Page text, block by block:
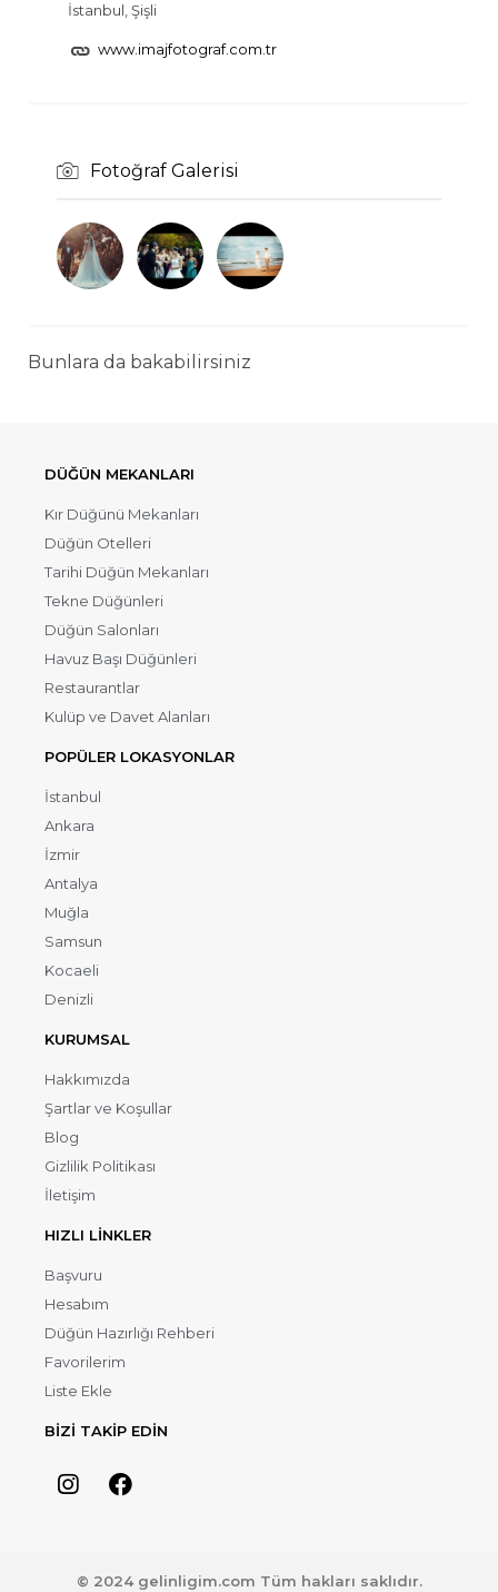
İstanbul, Şişli
www.imajfotograf.com.tr
Fotoğraf Galerisi
Bunlara da bakabilirsiniz
DÜĞÜN MEKANLARI
Kır Düğünü Mekanları
Düğün Otelleri
Tarihi Düğün Mekanları
Tekne Düğünleri
Düğün Salonları
Havuz Başı Düğünleri
Restaurantlar
Kulüp ve Davet Alanları
POPÜLER LOKASYONLAR
İstanbul
Ankara
İzmir
Antalya
Muğla
Samsun
Kocaeli
Denizli
KURUMSAL
Hakkımızda
Şartlar ve Koşullar
Blog
Gizlilik Politikası
İletişim
HIZLI LİNKLER
Başvuru
Hesabım
Düğün Hazırlığı Rehberi
Favorilerim
Liste Ekle
BİZİ TAKİP EDİN
© 2024 gelinligim.com Tüm hakları saklıdır.